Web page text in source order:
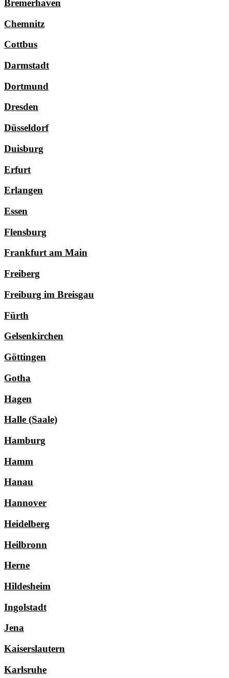
Bremerhaven
Chemnitz
Cottbus
Darmstadt
Dortmund
Dresden
Düsseldorf
Duisburg
Erfurt
Erlangen
Essen
Flensburg
Frankfurt am Main
Freiberg
Freiburg im Breisgau
Fürth
Gelsenkirchen
Göttingen
Gotha
Hagen
Halle (Saale)
Hamburg
Hamm
Hanau
Hannover
Heidelberg
Heilbronn
Herne
Hildesheim
Ingolstadt
Jena
Kaiserslautern
Karlsruhe